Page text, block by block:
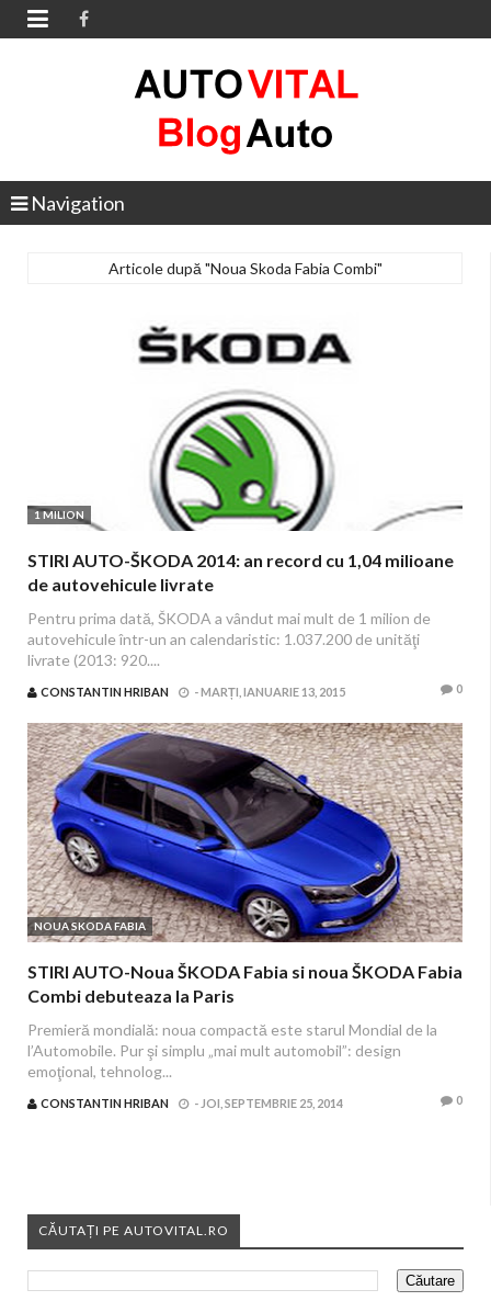

Navigation
Articole după "Noua Skoda Fabia Combi"
1 MILION
STIRI AUTO-ŠKODA 2014: an record cu 1,04 milioane
de autovehicule livrate
Pentru prima dată, ŠKODA a vândut mai mult de 1 milion de
autovehicule într-un an calendaristic: 1.037.200 de unităţi
livrate (2013: 920....
CONSTANTIN HRIBAN -MARȚI, IANUARIE 13, 2015 0
NOUA SKODA FABIA
STIRI AUTO-Noua ŠKODA Fabia si noua ŠKODA Fabia
Combi debuteaza la Paris
Premieră mondială: noua compactă este starul Mondial de la
l’Automobile. Pur şi simplu „mai mult automobil”: design
emoţional, tehnolog...
CONSTANTIN HRIBAN - JOI, SEPTEMBRIE 25, 2014 0
CĂUTAȚI PE AUTOVITAL.RO